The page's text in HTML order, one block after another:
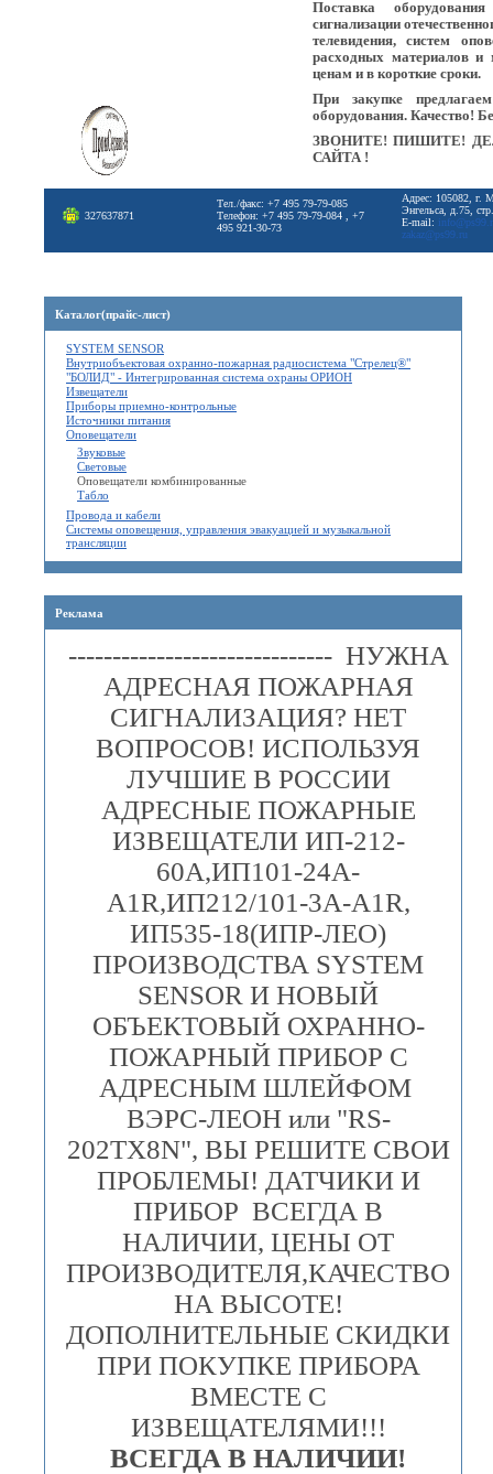
Поставка
сигнализации
телевидения, систем
расходных материалов и
ценам и в короткие сроки.
При закупке
оборудования. Качество!
ЗВОНИТЕ! ПИШИТЕ!
САЙТА !
327637871
Тел./факс: +7 495 79-79-085
Телефон: +7 495 79-79-084 , +7
495 921-30-73
Адрес: 105082, г.
Энгельса, д.75,
E-mail:
zakaz@ps99.ru
Каталог(прайс-лист)
SYSTEM SENSOR
Внутриобъектовая охранно-пожарная радиосистема "Стрелец®"
"БОЛИД" - Интегрированная система охраны ОРИОН
Извещатели
Приборы приемно-контрольные
Источники питания
Оповещатели
Звуковые
Световые
Оповещатели комбинированные
Табло
Провода и кабели
Системы оповещения, управления эвакуацией и музыкальной
трансляции
Реклама
------------------------------ НУЖНА
АДРЕСНАЯ ПОЖАРНАЯ
СИГНАЛИЗАЦИЯ? НЕТ
ВОПРОСОВ! ИСПОЛЬЗУЯ
ЛУЧШИЕ В РОССИИ
АДРЕСНЫЕ ПОЖАРНЫЕ
ИЗВЕЩАТЕЛИ ИП-212-
60А,ИП101-24А-
A1R,ИП212/101-3А-A1R,
ИП535-18(ИПР-ЛЕО)
ПРОИЗВОДСТВА SYSTEM
SENSOR И НОВЫЙ
ОБЪЕКТОВЫЙ ОХРАННО-
ПОЖАРНЫЙ ПРИБОР С
АДРЕСНЫМ ШЛЕЙФОМ
ВЭРС-ЛЕОН или "RS-
202TX8N", ВЫ РЕШИТЕ СВОИ
ПРОБЛЕМЫ! ДАТЧИКИ И
ПРИБОР ВСЕГДА В
НАЛИЧИИ, ЦЕНЫ ОТ
ПРОИЗВОДИТЕЛЯ,КАЧЕСТВО
НА ВЫСОТЕ!
ДОПОЛНИТЕЛЬНЫЕ СКИДКИ
ПРИ ПОКУПКЕ ПРИБОРА
ВМЕСТЕ С
ИЗВЕЩАТЕЛЯМИ!!!
ВСЕГДА В НАЛИЧИИ!